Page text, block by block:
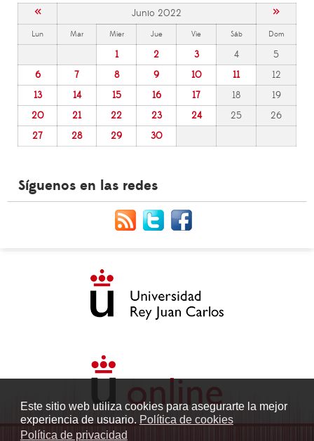
Este sitio web utiliza cookies para asegurarte la mejor
experiencia de usuario. Política de cookies
Política de privacidad
« Junio 2022 »
Lun Mar Mier Jue Vie Sáb Dom
1 2 3 4
5
6
7 8 9 10 11
12
13
14 15 16 17 18
19
20
21 22 23 24 25
26
27
28 29 30
Síguenos en las redes